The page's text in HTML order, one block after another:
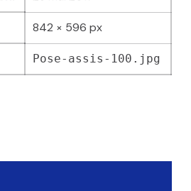
842 × 596 px
Pose-assis-100.jpg